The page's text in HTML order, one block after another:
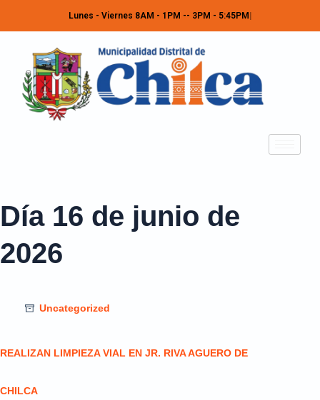
Lunes - Viernes 8AM - 1PM -- 3PM - 5:45PM
Día16 de junio de
2026
Uncategorized
REALIZAN LIMPIEZA VIAL EN JR. RIVA AGUERO DE
CHILCA